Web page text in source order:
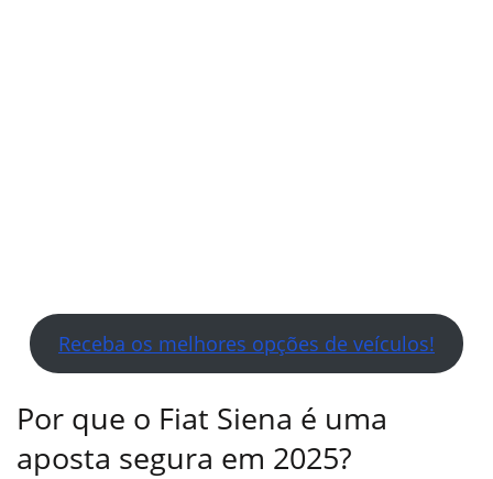
Receba os melhores opções de veículos!
Por que o Fiat Siena é uma
aposta segura em 2025?